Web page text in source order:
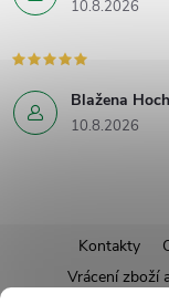
10.8.2026
Blažena
10.8.2026
Kontakty
Vrácení zboží